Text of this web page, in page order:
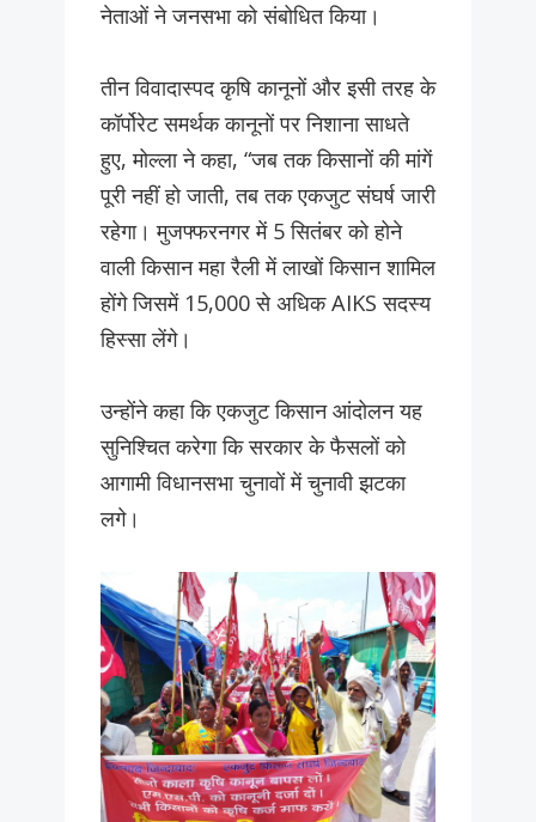
नेताओं ने जनसभा को संबोधित किया।
तीन विवादास्पद कृषि कानूनों और इसी तरह के
कॉर्पोरेट समर्थक कानूनों पर निशाना साधते
हुए, मोल्ला ने कहा, “जब तक किसानों की मांगें
पूरी नहीं हो जाती, तब तक एकजुट संघर्ष जारी
रहेगा। मुजफ्फरनगर में 5 सितंबर को होने
वाली किसान महा रैली में लाखों किसान शामिल
होंगे जिसमें 15,000 से अधिक AIKS सदस्य
हिस्सा लेंगे।
उन्होंने कहा कि एकजुट किसान आंदोलन यह
सुनिश्चित करेगा कि सरकार के फैसलों को
आगामी विधानसभा चुनावों में चुनावी झटका
लगे।